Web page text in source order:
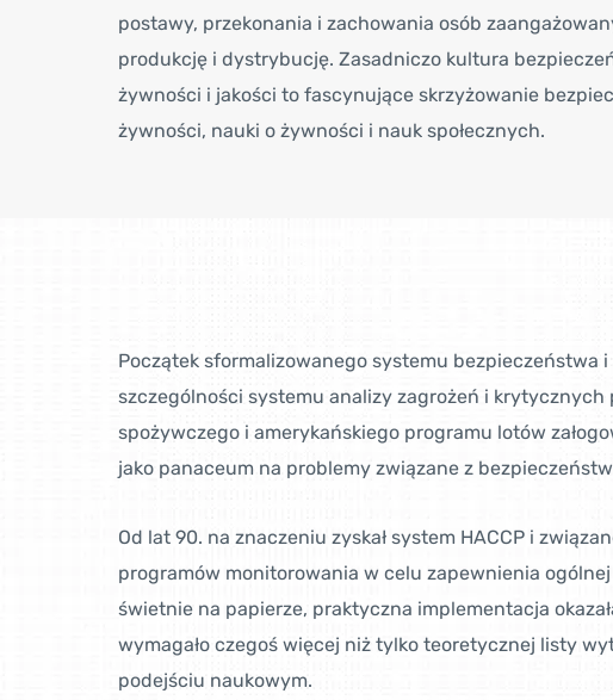
postawy, przekonania i zachowania osób
produkcję i dystrybucję. Zasadniczo kultura
żywności i jakości to fascynujące skrzyżowanie
żywności, nauki o żywności i nauk społecznych.
Początek sformalizowanego systemu
szczególności systemu analizy zagrożeń i krytycznych
spożywczego i amerykańskiego programu lotów
jako panaceum na problemy związane z
Od lat 90. na znaczeniu zyskał system HACCP i
programów monitorowania w celu zapewnienia
świetnie na papierze, praktyczna implementacja
wymagało czegoś więcej niż tylko teoretycznej listy
podejściu naukowym.